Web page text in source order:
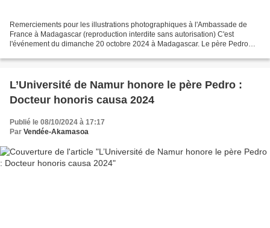
Remerciements pour les illustrations photographiques à l'Ambassade de
France à Madagascar (reproduction interdite sans autorisation) C'est
l'événement du dimanche 20 octobre 2024 à Madagascar. Le père Pedro
L’Université de Namur honore le père Pedro :
Docteur honoris causa 2024
Publié le 08/10/2024 à 17:17
Par Vendée-Akamasoa